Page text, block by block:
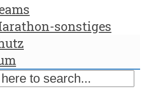
sonstiges